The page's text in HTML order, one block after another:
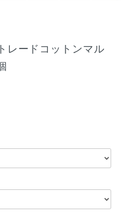
レードコットンマル